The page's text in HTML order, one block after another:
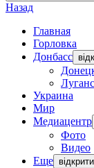
Назад
Главная
Горловка
Донбасс
Украина
Мир
Медиацентр
Фото
Видео
Еще